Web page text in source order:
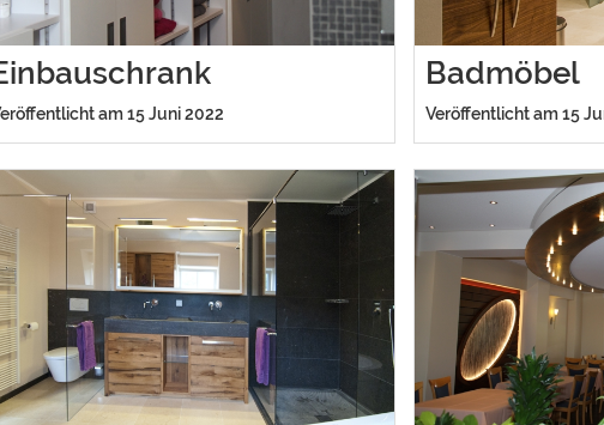
am 15 Juni 2022
Badmöbel
Veröffentlicht am 15